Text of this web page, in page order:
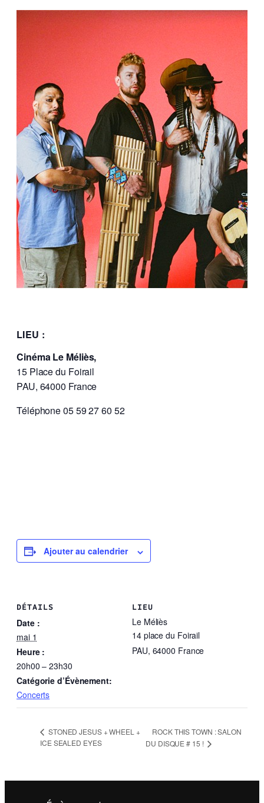
LIEU :
Cinéma Le Méliès,
15 Place du Foirail
PAU, 64000 France
Téléphone 05 59 27 60 52
Ajouter au calendrier
DÉTAILS
Date :
mai 1
Heure :
20h00 – 23h30
Catégorie d’Évènement:
Concerts
LIEU
Le Méliès
14 place du Foirail
PAU, 64000 France
STONED JESUS + WHEEL +
ICE SEALED EYES
ROCK THIS TOWN : SALON
DU DISQUE # 15 !